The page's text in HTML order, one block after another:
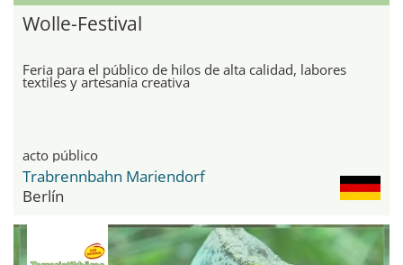
Wolle-Festival
Feria para el público de hilos de alta calidad, labores
textiles y artesanía creativa
acto público
Trabrennbahn Mariendorf
Berlín